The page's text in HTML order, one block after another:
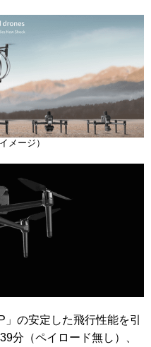
メージ）
の安定した飛行性能を引
分（ペイロード無し）、